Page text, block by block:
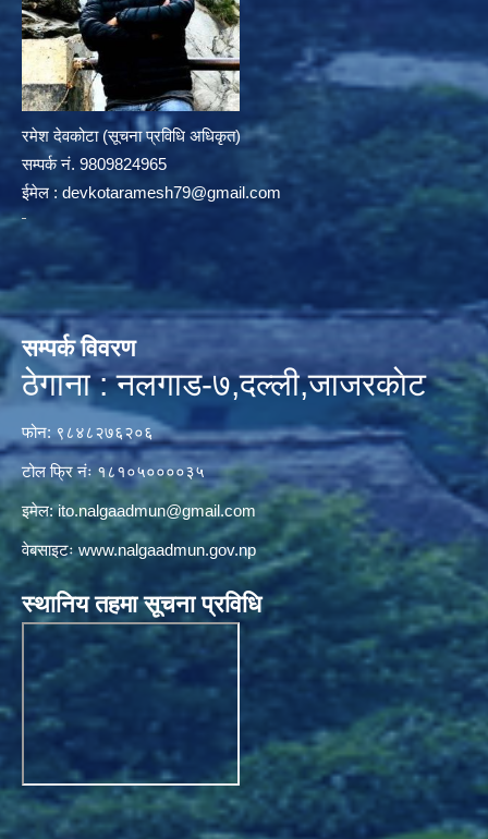
रमेश देवकोटा (सूचना प्रविधि अधिकृत)
सम्पर्क न‌ं. 9809824965
ईमेल : devkotaramesh79@gmail.com
सम्पर्क विवरण
ठेगाना : नलगाड-७,दल्ली,जाजरकाेट
फोन: ९८४८२७६२०६
टोल फ्रि नंः १८१०५००००३५
इमेल:ito.nalgaadmun@gmail.com
वेबसाइटःwww.nalgaadmun.gov.np
स्थानिय तहमा सूचना प्रविधि